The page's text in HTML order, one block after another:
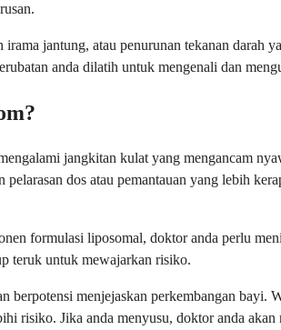
jantung, atau penurunan tekanan darah
anda dilatih untuk mengenali dan
jangkitan kulat yang mengancam
dos atau pemantauan yang lebih
formulasi liposomal, doktor anda perlu
teruk untuk mewajarkan risiko.
menjejaskan perkembangan bayi.
Jika anda menyusu, doktor anda akan